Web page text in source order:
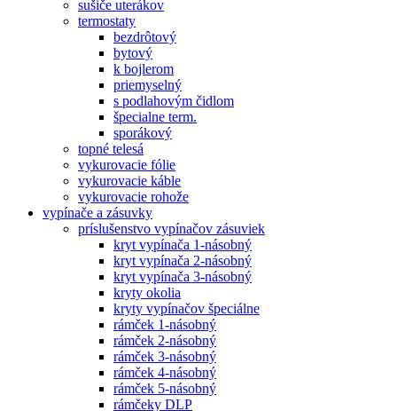
sušiče uterákov
termostaty
bezdrôtový
bytový
k bojlerom
priemyselný
s podlahovým čidlom
špecialne term.
sporákový
topné telesá
vykurovacie fólie
vykurovacie káble
vykurovacie rohože
vypínače a zásuvky
príslušenstvo vypínačov zásuviek
kryt vypínača 1-násobný
kryt vypínača 2-násobný
kryt vypínača 3-násobný
kryty okolia
kryty vypínačov špeciálne
rámček 1-násobný
rámček 2-násobný
rámček 3-násobný
rámček 4-násobný
rámček 5-násobný
rámčeky DLP